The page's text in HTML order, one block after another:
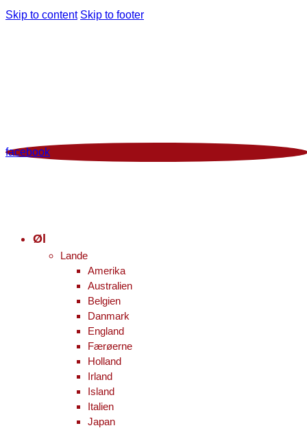
Skip to content Skip to footer
facebook
Øl
Lande
Amerika
Australien
Belgien
Danmark
England
Færøerne
Holland
Irland
Island
Italien
Japan